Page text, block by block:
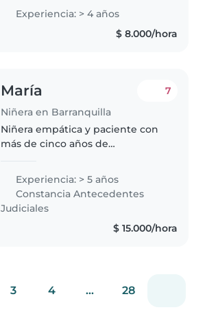
bebés hasta adolescentes. Soy
una persona responsable,
empática y creativa que disfruta..
Experiencia: > 4 años
$ 8.000/hora
María
Niñera en Barranquilla
7
Niñera empática y paciente con
más de cinco años de
niños de diversas edades. Soy
Trabajadora Social con énfasis en
Familia y cuento con
certificación..
Experiencia: > 5 años
Constancia Antecedentes
Judiciales
$ 15.000/hora
3 4 ... 28